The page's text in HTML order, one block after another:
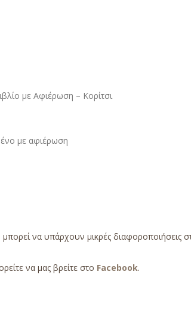
με Αφιέρωση – Κορίτσι
με αφιέρωση
να υπάρχουν μικρές διαφοροποιήσεις
να μας βρείτε στο Facebook.